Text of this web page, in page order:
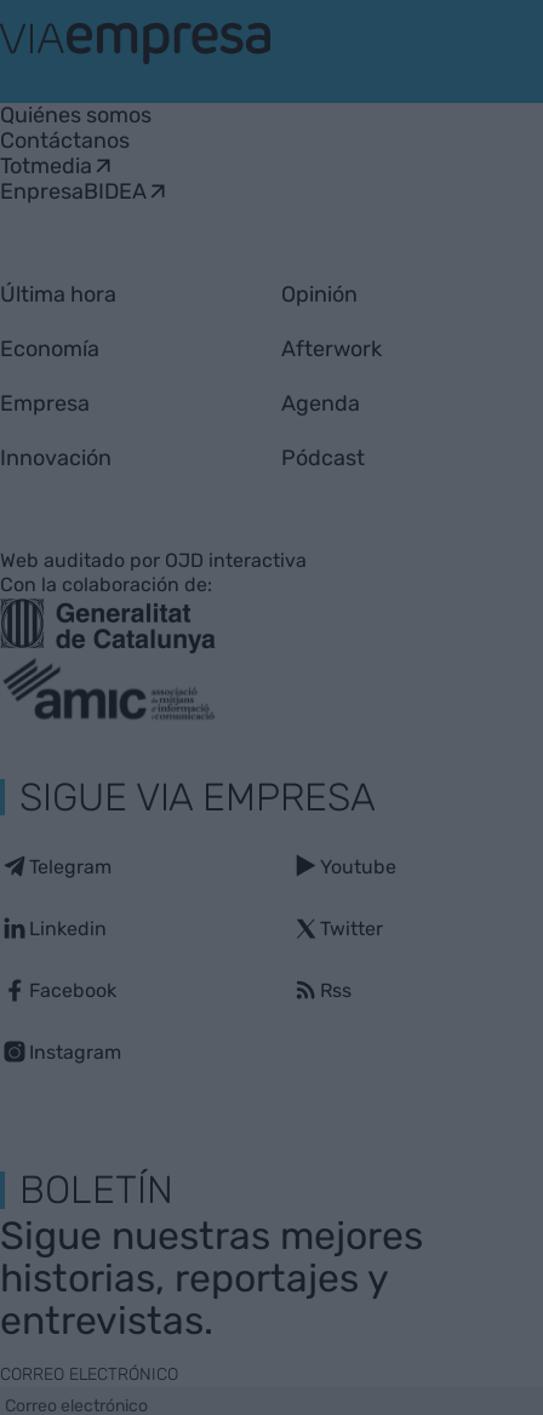
Empresa
Quiénes somos
Contáctanos
Totmedia
EnpresaBIDEA
Última hora
Economía
Empresa
Innovación
Opinión
Afterwork
Agenda
Pódcast
Web auditado por OJD interactiva
Con la colaboración de:
SIGUE VIA EMPRESA
Telegram
Linkedin
Facebook
Instagram
Youtube
Twitter
Rss
BOLETÍN
Sigue nuestras mejores
historias, reportajes y
entrevistas.
CORREO ELECTRÓNICO